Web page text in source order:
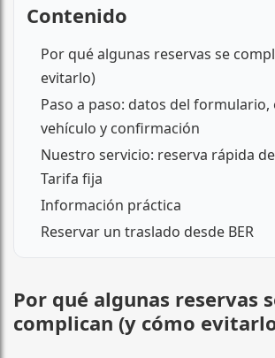
Contenido
Por qué algunas reservas se
evitarlo)
Paso a paso: datos del formulario,
vehículo y confirmación
Nuestro servicio: reserva rápida
Tarifa fija
Información práctica
Reservar un traslado desde BER
Por qué algunas reservas
complican (y cómo